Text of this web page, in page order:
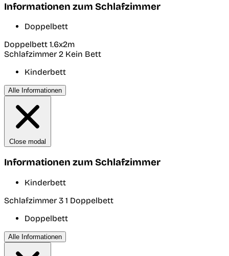
Informationen zum Schlafzimmer
Doppelbett
Doppelbett 1.6x2m
Schlafzimmer 2 Kein Bett
Kinderbett
Alle Informationen
Close modal
Informationen zum Schlafzimmer
Kinderbett
Schlafzimmer 3 1 Doppelbett
Doppelbett
Alle Informationen